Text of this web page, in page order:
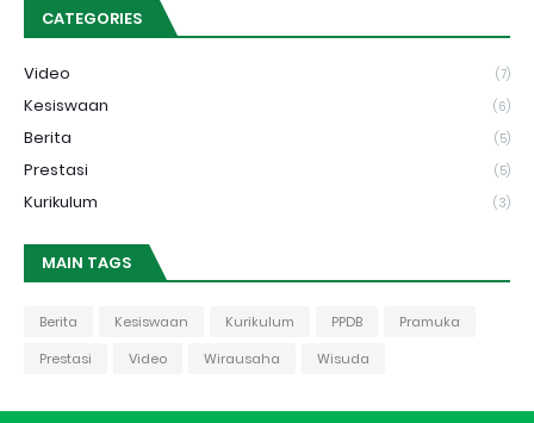
CATEGORIES
Video (7)
Kesiswaan (6)
Berita (5)
Prestasi (5)
Kurikulum (3)
MAIN TAGS
Berita Kesiswaan Kurikulum PPDB
Pramuka
Prestasi
Video Wirausaha Wisuda